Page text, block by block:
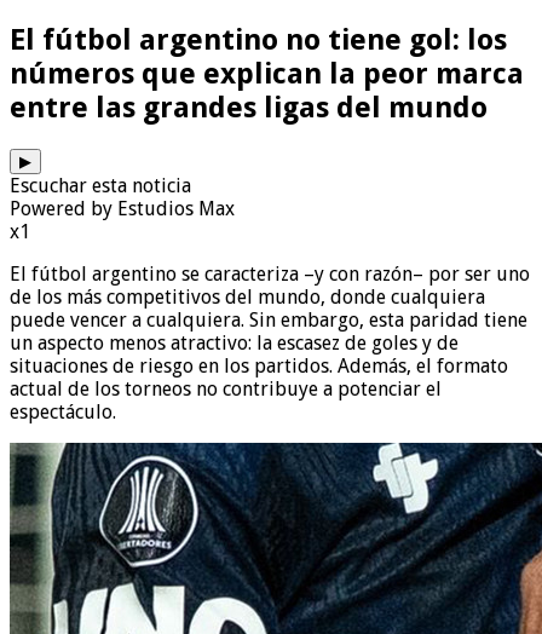
El fútbol argentino no tiene gol: los
números que explican la peor marca
entre las grandes ligas del mundo
▶
Escuchar esta noticia
Powered by Estudios Max
x1
El fútbol argentino se caracteriza –y con razón– por ser uno
de los más competitivos del mundo, donde cualquiera
puede vencer a cualquiera. Sin embargo, esta paridad tiene
un aspecto menos atractivo: la escasez de goles y de
situaciones de riesgo en los partidos. Además, el formato
actual de los torneos no contribuye a potenciar el
espectáculo.